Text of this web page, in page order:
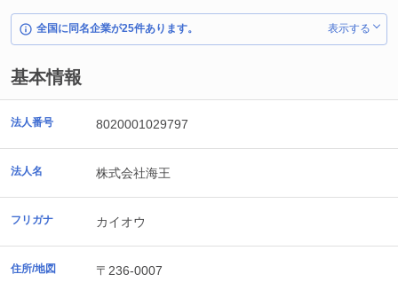
全国に同名企業が25件あります。 表示する
基本情報
法人番号 8020001029797
法人名 株式会社海王
フリガナ カイオウ
住所/地図
〒236-0007